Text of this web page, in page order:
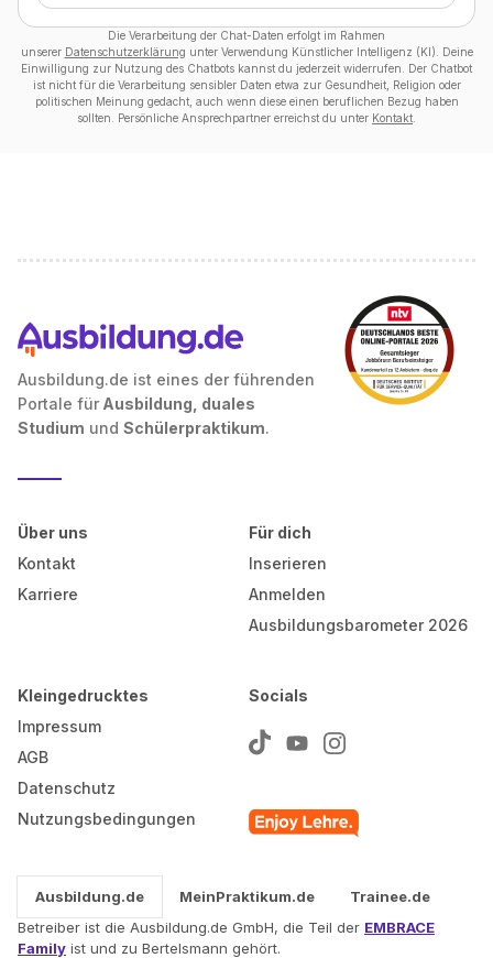
Die Verarbeitung der Chat-Daten erfolgt im Rahmen
unserer Datenschutzerklärung unter Verwendung Künstlicher Intelligenz (KI). Deine
Einwilligung zur Nutzung des Chatbots kannst du jederzeit widerrufen. Der Chatbot
ist nicht für die Verarbeitung sensibler Daten etwa zur Gesundheit, Religion oder
politischen Meinung gedacht, auch wenn diese einen beruflichen Bezug haben
sollten. Persönliche Ansprechpartner erreichst du unter Kontakt
Ausbildung.de ist eines der führenden
Portale für Ausbildung, duales
Studium und Schülerpraktikum.
Über uns
Kontakt
Karriere
Für dich
Inserieren
Anmelden
Ausbildungsbarometer 2026
Kleingedrucktes
Impressum
AGB
Datenschutz
Nutzungsbedingungen
Socials
Ausbildung.de MeinPraktikum.de
Trainee.de
Betreiber ist die Ausbildung.de GmbH, die Teil der EMBRACE
Family ist und zu Bertelsmann gehört.